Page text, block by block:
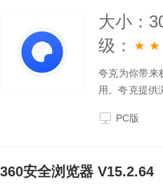
大小：
级：
夸克为你带来
用。夸克提供
PC版
360安全浏览器 V15.2.64